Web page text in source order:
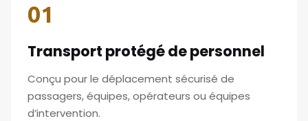
01
Transport protégé de personnel
Conçu pour le déplacement sécurisé de
passagers, équipes, opérateurs ou équipes
d’intervention.